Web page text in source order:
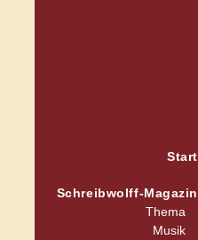
Start
Schreibwolff-Magazin
Thema
Musik